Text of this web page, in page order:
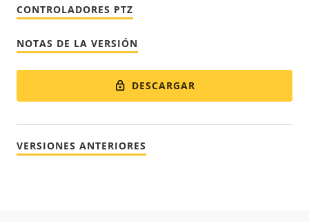
CONTROLADORES PTZ
NOTAS DE LA VERSIÓN
DESCARGAR
VERSIONES ANTERIORES